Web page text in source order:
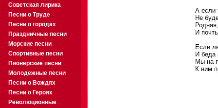
Советская лирика
Песни о Труде
Песни о городах
Праздничные песни
Морские песни
Спортивные песни
Пионерские песни
Молодежные песни
Песни о Вождях
Песни о Героях
Революционные
А если
Не
И
Если
И беда
Мы на
К ним